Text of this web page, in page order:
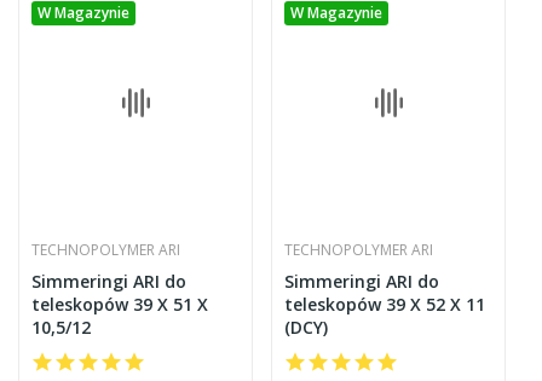
W Magazynie
TECHNOPOLYMER ARI
Simmeringi ARI do
teleskopów 39 X 51 X
10,5/12
W Magazynie
TECHNOPOLYMER ARI
Simmeringi ARI do
teleskopów 39 X 52 X 11
(DCY)